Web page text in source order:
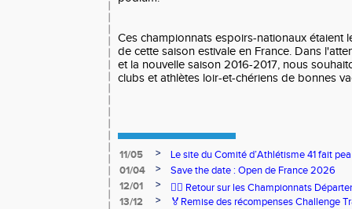
Ces championnats espoirs-nationaux étaient
de cette saison estivale en France. Dans
et la nouvelle saison 2016-2017, nous
clubs et athlètes loir-et-chériens de bonnes
11/05 >
Le site du Comité d’Athlétisme 41 fait
01/04
>
Save the date : Open de France 2026
12/01
>
🏃‍♂️ Retour sur les Championnats
13/12
>
🏅Remise des récompenses Challenge